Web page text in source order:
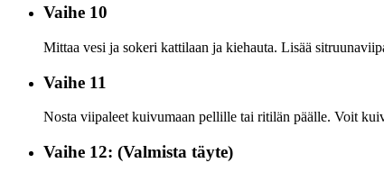
Vaihe 10
Mittaa vesi ja sokeri kattilaan ja kiehauta. Lisää
Vaihe 11
Nosta viipaleet kuivumaan pellille tai ritilän päälle. Voit
Vaihe 12: (Valmista täyte)